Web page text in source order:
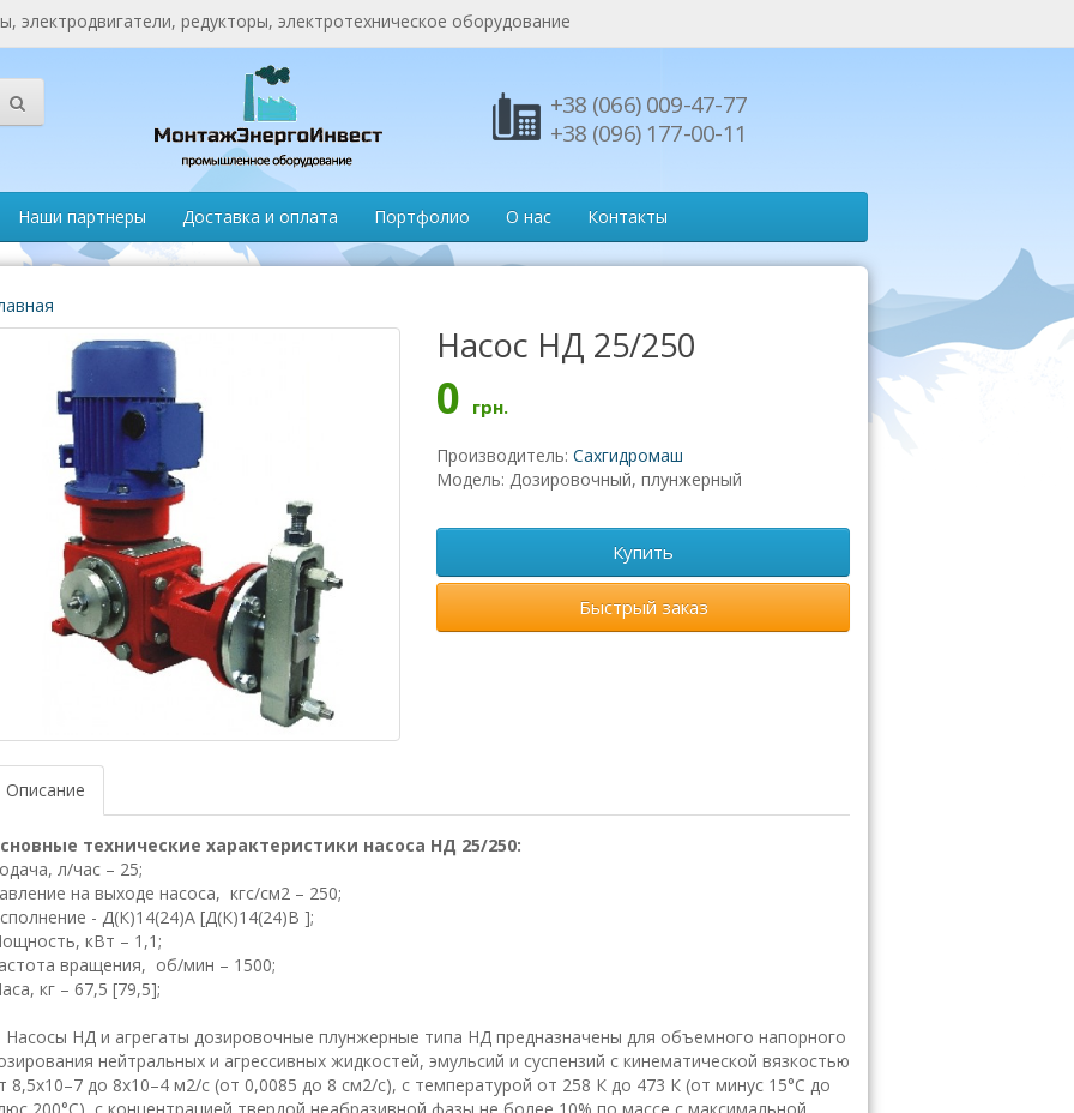
редукторы, электротехническое оборудование
+38 (066) 009-47-77
+38 (096) 177-00-11
Наши партнеры Доставка и оплата Портфолио О нас Контакты
Насос НД 25/250
0 грн.
Производитель: Сахгидромаш
Модель: Дозировочный, плунжерный
Купить
Быстрый заказ
Описание
технические характеристики насоса НД 25/250:
л/час – 25;
на выходе насоса, кгс/см2 – 250;
- Д(К)14(24)А [Д(К)14(24)В ];
кВт – 1,1;
вращения, об/мин – 1500;
кг – 67,5 [79,5];
НД и агрегаты дозировочные плунжерные типа НД предназначены для объемного напорного
нейтральных и агрессивных жидкостей, эмульсий и суспензий с кинематической вязкостью
8,5х10–7 до 8х10–4 м2/с (от 0,0085 до 8 см2/с), с температурой от 258 К до 473 К (от минус 15°С до